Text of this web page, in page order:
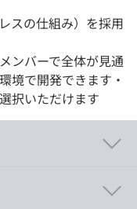
スの仕組み）を採用
ンバーで全体が見通
境で開発できます・
択いただけます